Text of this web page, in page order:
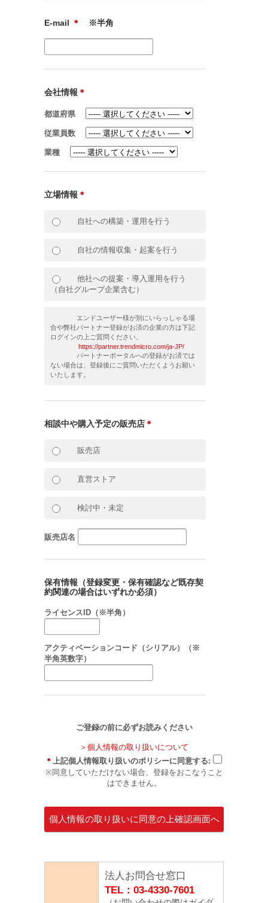
E-mail ＊ ※半角
会社情報 ＊
都道府県
従業員数
業種
立場情報 ＊
自社への構築・運用を行う
自社の情報収集・起案を行う
他社への提案・導入運用を行う
（自社グループ企業含む）
エンドユーザー様が別にいらっしゃる場
合や弊社パートナー登録がお済の企業の方は下記
ログインの上ご質問ください。
https://partner.trendmicro.com/ja-JP/
パートナーポータルへの登録がお済では
ない場合は、登録後にご質問いただくようお願い
いたします。
相談中や購入予定の販売店 ＊
販売店
直営ストア
検討中・未定
販売店名
保有情報（登録変更・保有確認など既存契
約関連の場合はいずれか必須）
ライセンスID（※半角）
アクティベーションコード（シリアル）（※
半角英数字）
ご登録の前に必ずお読みください
＞個人情報の取り扱いについて
＊ 上記個人情報取り扱いのポリシーに同意する:
※同意していただけない場合、登録をおこなうこと
はできません。
法人お問合せ窓口
TEL：03-4330-7601